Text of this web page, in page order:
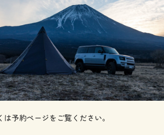
予約ページをご覧ください。